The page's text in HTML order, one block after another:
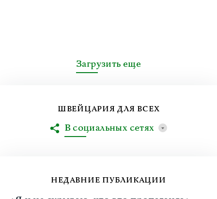
Загрузить еще
НЕДАВНИЕ ПУБЛИКАЦИИ
ШВЕЙЦАРИЯ ДЛЯ ВСЕХ
В социальных сетях